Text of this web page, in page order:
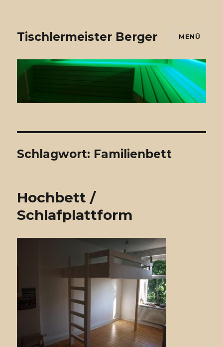
Tischlermeister Berger MENÜ
Schlagwort: Familienbett
Hochbett /
Schlafplattform